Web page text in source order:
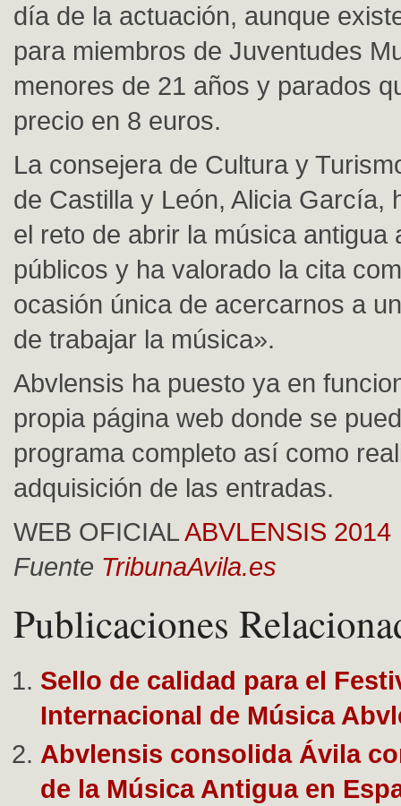
día de la actuación, aunque
para miembros de Juventudes
menores de 21 años y parados
precio en 8 euros.
La consejera de Cultura y
de Castilla y León, Alicia García,
el reto de abrir la música antigua
públicos y ha valorado la cita
ocasión única de acercarnos a
de trabajar la música».
Abvlensis ha puesto ya en
propia página web donde se
programa completo así como
adquisición de las entradas.
WEB OFICIALABVLENSIS 2014
Fuente TribunaAvila.es
Publicaciones
Sello de calidad para el
Internacional de Música
Abvlensis consolida Ávila
de la Música Antigua en